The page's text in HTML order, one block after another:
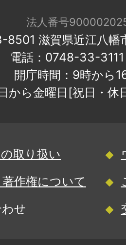
法人番号
8501 滋賀県近江八幡
電話：0748-33-
開庁時間：9時から
から金曜日[祝日・
取り扱い
作権について
せ